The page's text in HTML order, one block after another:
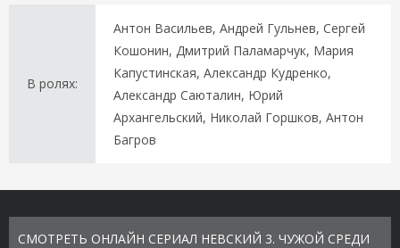
В ролях:
Антон Васильев, Андрей Гульнев, Сергей
Кошонин, Дмитрий Паламарчук, Мария
Капустинская, Александр Кудренко,
Александр Саюталин, Юрий
Архангельский, Николай Горшков, Антон
Багров
СМОТРЕТЬ ОНЛАЙН СЕРИАЛ НЕВСКИЙ 3. ЧУЖОЙ СРЕДИ